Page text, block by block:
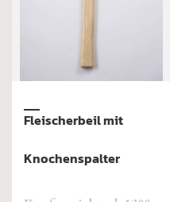
Bughacke, Profi
Bughacke, Profi, 2200